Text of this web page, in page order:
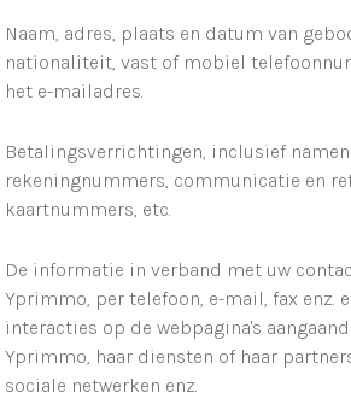
Naam, adres, plaats en datum van
nationaliteit, vast of mobiel
het e-mailadres.
Betalingsverrichtingen, inclusief namen
rekeningnummers, communicatie en
kaartnummers, etc.
De informatie in verband met uw
Yprimmo, per telefoon, e-mail, fax enz.
interacties op de webpagina's
Yprimmo, haar diensten of haar
sociale netwerken enz.